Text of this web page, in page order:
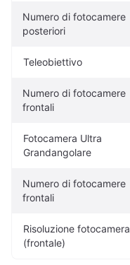
Numero di fotocamere
posteriori
Teleobiettivo
Numero di fotocamere
frontali
Fotocamera Ultra
Grandangolare
Numero di fotocamere
frontali
Risoluzione fotocamera
(frontale)